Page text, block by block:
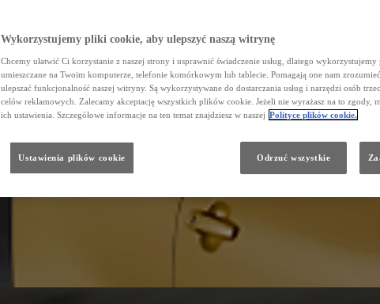
Wykorzystujemy pliki cookie, aby ulepszyć naszą witrynę
Chcemy ułatwić Ci korzystanie z naszej strony i usprawnić świadczenie usług, dlatego
umieszczane na Twoim komputerze, telefonie komórkowym lub tablecie. Pomagają one nam
ulepszać funkcjonalność naszej witryny. Są wykorzystywane do dostarczania usług i narzędzi osób
celów reklamowych. Zalecamy akceptację wszystkich plików cookie. Jeżeli nie wyrażasz na to zgody,
ich ustawienia. Szczegółowe informacje na ten temat znajdziesz w naszej Polityce plików cookie.
Odrzuć wszystkie
Ustawienia plików cookie